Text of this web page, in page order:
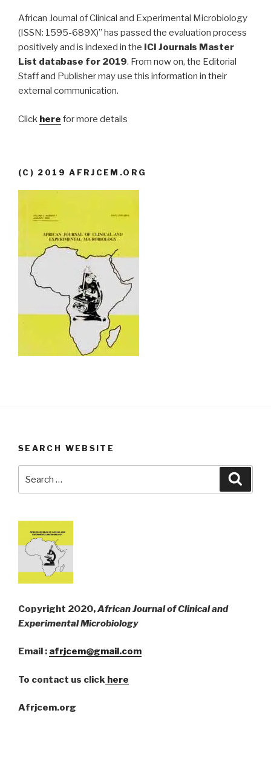
African Journal of Clinical and Experimental Microbiology
(ISSN: 1595-689X)” has passed the evaluation process
positively and is indexed in the ICI Journals Master
List database for 2019. From now on, the Editorial
Staff and Publisher may use this information in their
external communication.
Click here for more details
(C) 2019 AFRJCEM.ORG
SEARCH WEBSITE
for:
Copyright 2020,African Journal of Clinical and
Experimental Microbiology
Email : afrjcem@gmail.com
To contact us click here
Afrjcem.org